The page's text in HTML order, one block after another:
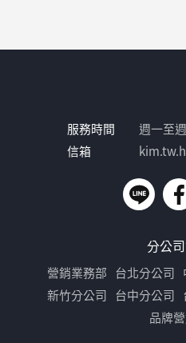
服務時間
週一至
信箱
分公
營銷業務部 台北分公司
新竹分公司 台中分公司
品牌